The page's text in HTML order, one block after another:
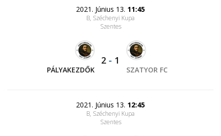
2021. Június 13. 11:45
B, Széchenyi Kupa
Szentes
PÁLYAKEZDŐK
2 - 1
SZATYOR FC
2021. Június 13. 12:45
B, Széchenyi Kupa
Szentes